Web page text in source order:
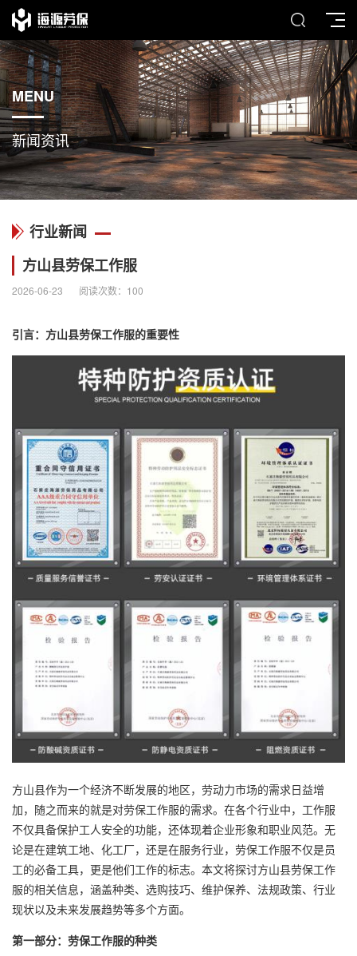
MENU
新闻资讯
行业新闻
方山县劳保工作服
2026-06-23 阅读次数： 100
引言：方山县劳保工作服的重要性
方山县作为一个经济不断发展的地区，劳动力市场的需求日益增
加，随之而来的就是对劳保工作服的需求。在各个行业中，工作服
不仅具备保护工人安全的功能，还体现着企业形象和职业风范。无
论是在建筑工地、化工厂，还是在服务行业，劳保工作服不仅是员
工的必备工具，更是他们工作的标志。本文将探讨方山县劳保工作
服的相关信息，涵盖种类、选购技巧、维护保养、法规政策、行业
现状以及未来发展趋势等多个方面。
第一部分：劳保工作服的种类